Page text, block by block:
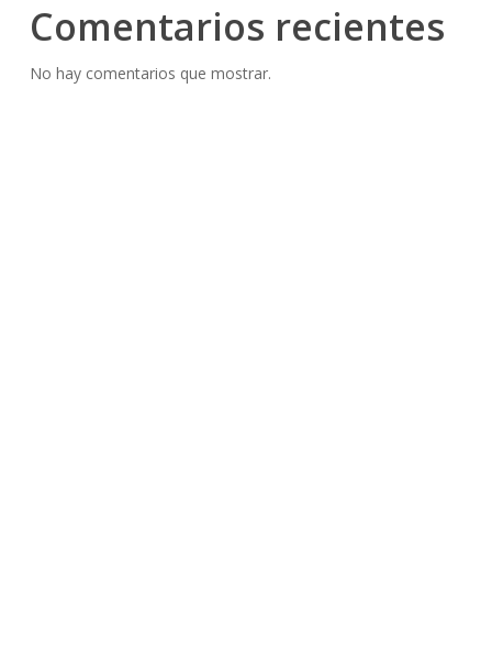
Comentarios recientes
No hay comentarios que mostrar.